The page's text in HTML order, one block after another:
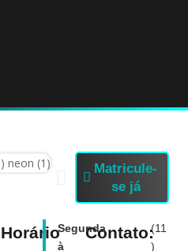
Matricule-
se já
Horário
Contato:
Segunda
à
(11
)